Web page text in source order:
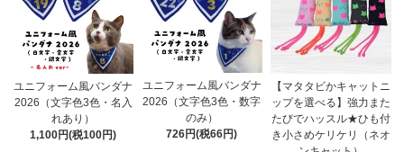
ユニフォーム風バンダナ
2026（文字色3色・名入
れあり）
1,100円(税100円)
ユニフォーム風バンダナ
2026（文字色3色・数字
のみ）
726円(税66円)
【マタタビかキャットニ
ップを選べる】強力また
たびでハッスル★ひも付
き小さめケリケリ（ネオ